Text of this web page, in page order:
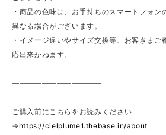
・商品の色味は、お手持ちのスマートフォ
異なる場合がございます。
・イメージ違いやサイズ交換等、お客さま
応出来かねます。
————————————
ご購入前にこちらをお読みください
→ https://cielplume1.thebase.in/about